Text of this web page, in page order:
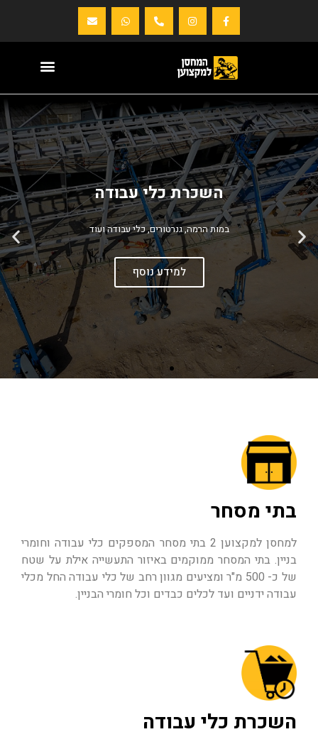
בתי מסחר
למחסן למקצוען 2 בתי מסחר המספקים כלי עבודה וחומרי
בניין. בתי המסחר ממוקמים באיזור התעשייה אילת על שטח
של כ- 500 מ"ר ומציעים מגוון רחב של כלי עבודה החל מכלי
עבודה ידניים ועד לכלים כבדים וכל חומרי הבניין.
השכרת כלי עבודה